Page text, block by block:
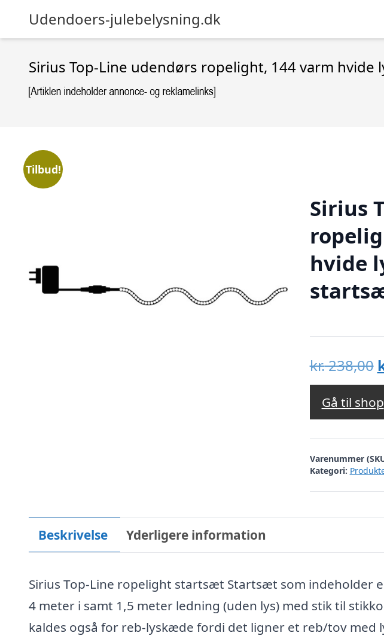
Udendoers-julebelysning.dk
Sirius Top-Line udendørs ropelight, 144 varm hvide
Tilbud!
Sirius
hvide
kr.238,00
Gå til shop
Varenummer
Kategori:
Beskrivelse Yderligere information
Sirius Top-Line ropelight startsæt Startsæt som indeholder
4 meter i samt 1,5 meter ledning (uden lys) med stik til
kaldes også for reb-lyskæde fordi det ligner et reb/tov med